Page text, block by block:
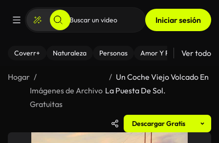
Iniciar sesión
Coverr+ Naturaleza Personas Amor Y Relaciones
Ver todo
Hogar
Imágenes de Archivo
Gratuitas
Un Coche Viejo Volcado En
La Puesta De Sol.
Descargar Gratis